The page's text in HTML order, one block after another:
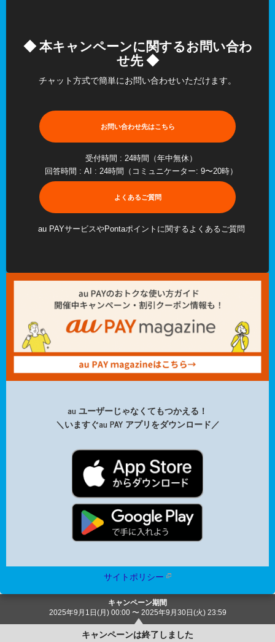
◆ 本キャンペーンに関するお問い合わ
せ先 ◆
チャット方式で簡単にお問い合わせいただけます。
お問い合わせ先はこちら
受付時間 : 24時間（年中無休）
回答時間 : AI : 24時間（コミュニケーター: 9〜20時）
よくあるご質問
au PAYサービスやPontaポイントに関するよくあるご質問
au ユーザーじゃなくてもつかえる！
＼いますぐau PAY アプリをダウンロード／
サイトポリシー
キャンペーン期間
2025年9月1日(月) 00:00 〜 2025年9月30日(火) 23:59
キャンペーンは終了しました